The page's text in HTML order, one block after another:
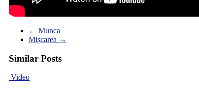
← Munca
Mișcarea →
Similar Posts
Video